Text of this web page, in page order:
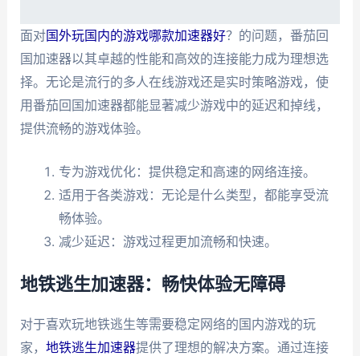
面对国外玩国内的游戏哪款加速器好？的问题，番茄回
国加速器以其卓越的性能和高效的连接能力成为理想选
择。无论是流行的多人在线游戏还是实时策略游戏，使
用番茄回国加速器都能显著减少游戏中的延迟和掉线，
提供流畅的游戏体验。
专为游戏优化：提供稳定和高速的网络连接。
适用于各类游戏：无论是什么类型，都能享受流
畅体验。
减少延迟：游戏过程更加流畅和快速。
地铁逃生加速器：畅快体验无障碍
对于喜欢玩地铁逃生等需要稳定网络的国内游戏的玩
家， 地铁逃生加速器提供了理想的解决方案。通过连接